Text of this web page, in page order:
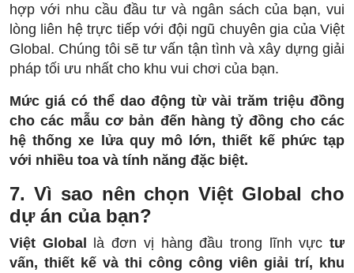
hợp với nhu cầu đầu tư và ngân sách của bạn, vui
lòng liên hệ trực tiếp với đội ngũ chuyên gia của Việt
Global. Chúng tôi sẽ tư vấn tận tình và xây dựng giải
pháp tối ưu nhất cho khu vui chơi của bạn.
Mức giá có thể dao động từ vài trăm triệu đồng
cho các mẫu cơ bản đến hàng tỷ đồng cho các
hệ thống xe lửa quy mô lớn, thiết kế phức tạp
với nhiều toa và tính năng đặc biệt.
7. Vì sao nên chọn Việt Global cho
dự án của bạn?
Việt Global là đơn vị hàng đầu trong lĩnh vựctư
vấn, thiết kế và thi công công viên giải trí, khu